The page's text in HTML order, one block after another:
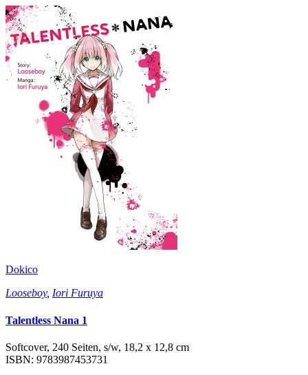
Dokico
Looseboy, Iori Furuya
Talentless Nana 1
Softcover, 240 Seiten, s/w, 18,2 x 12,8 cm
ISBN: 9783987453731